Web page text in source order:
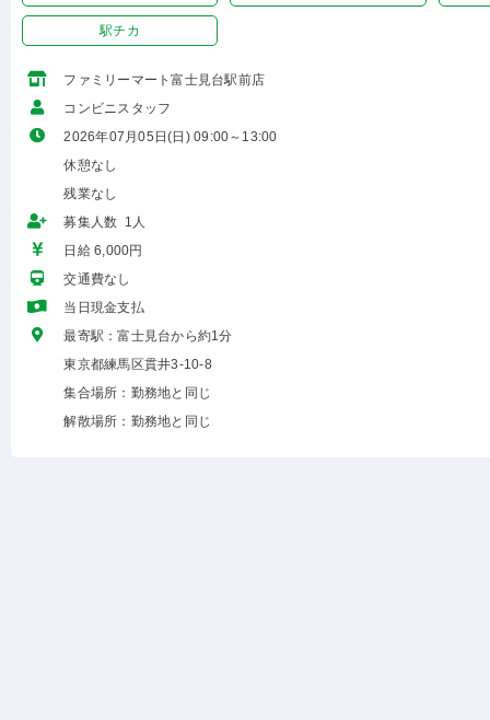
駅チカ
ファミリーマート富士見台駅前店
コンビニスタッフ
2026年07月05日(日) 09:00～13:00
休憩なし
残業なし
募集人数 1人
日給 6,000円
交通費なし
当日現金支払
最寄駅：富士見台から約1分
東京都練馬区貫井3-10-8
集合場所：勤務地と同じ
解散場所：勤務地と同じ